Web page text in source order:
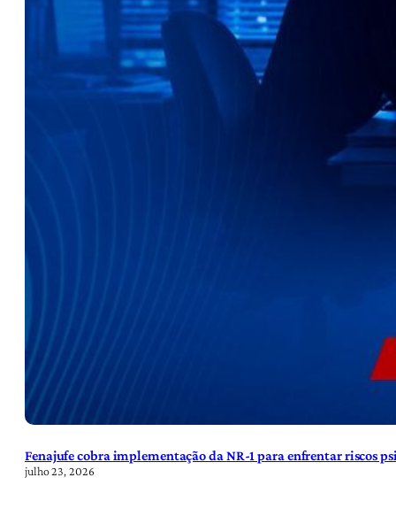
Fenajufe cobra implementação da NR-1 para enfrentar riscos
julho 23, 2026